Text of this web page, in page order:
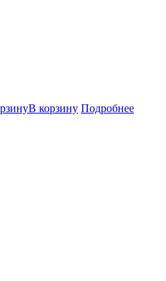
В корзину Подробнее